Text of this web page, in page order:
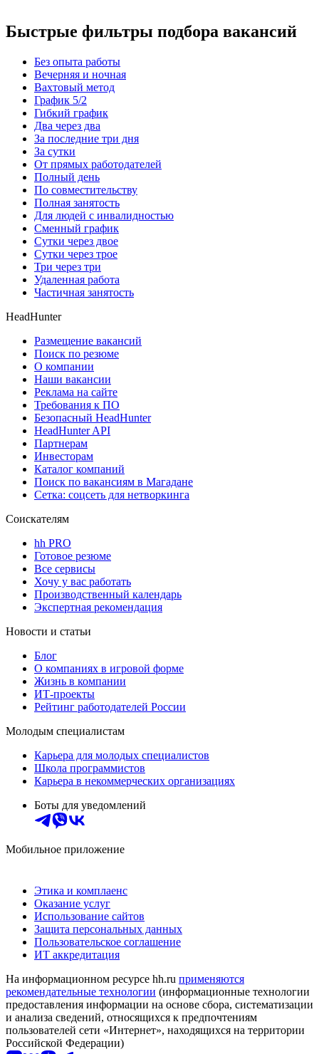
Быстрые фильтры подбора вакансий
Без опыта работы
Вечерняя и ночная
Вахтовый метод
График 5/2
Гибкий график
Два через два
За последние три дня
За сутки
От прямых работодателей
Полный день
По совместительству
Полная занятость
Для людей с инвалидностью
Сменный график
Сутки через двое
Сутки через трое
Три через три
Удаленная работа
Частичная занятость
HeadHunter
Размещение вакансий
Поиск по резюме
О компании
Наши вакансии
Реклама на сайте
Требования к ПО
Безопасный HeadHunter
HeadHunter API
Партнерам
Инвесторам
Каталог компаний
Поиск по вакансиям в Магадане
Сетка: соцсеть для нетворкинга
Соискателям
hh PRO
Готовое резюме
Все сервисы
Хочу у вас работать
Производственный календарь
Экспертная рекомендация
Новости и статьи
Блог
О компаниях в игровой форме
Жизнь в компании
ИТ-проекты
Рейтинг работодателей России
Молодым специалистам
Карьера для молодых специалистов
Школа программистов
Карьера в некоммерческих организациях
Боты для уведомлений
Мобильное приложение
Этика и комплаенс
Оказание услуг
Использование сайтов
Защита персональных данных
Пользовательское соглашение
ИТ аккредитация
На информационном ресурсе hh.ru применяются
рекомендательные технологии (информационные технологии
предоставления информации на основе сбора, систематизации
и анализа сведений, относящихся к предпочтениям
пользователей сети «Интернет», находящихся на территории
Российской Федерации)